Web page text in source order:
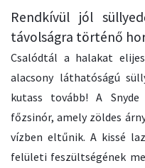
Rendkívül jól
távolságra történő
Csalódtál a halakat
alacsony láthatóságú
kutass tovább! A
főzsinór, amely zöldes
vízben eltűnik. A kissé
felületi feszültségének